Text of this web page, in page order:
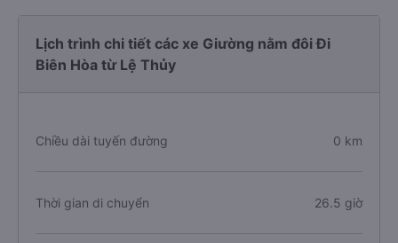
Lịch trình chi tiết các xe Giường nằm đôi Đi
Biên Hòa từ Lệ Thủy
Chiều dài tuyến đường 0 km
Thời gian di chuyển 26.5 giờ